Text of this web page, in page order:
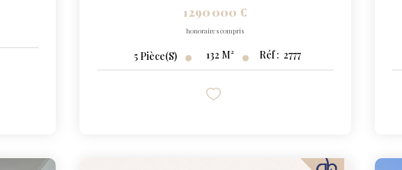
1 290 000 €
honoraires compris
5 Pièce(s) 132 M² Réf : 2777